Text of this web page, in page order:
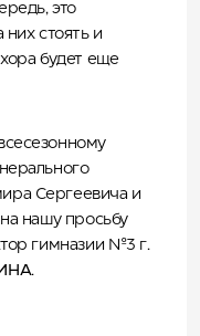
это
них стоять и
будет еще
Сергеевича и
нашу просьбу
гимназии №3 г.
.